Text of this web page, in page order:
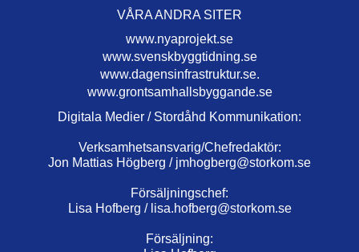
VÅRA ANDRA SITER
www.nyaprojekt.se
www.svenskbyggtidning.se
www.dagensinfrastruktur.se.
www.grontsamhallsbyggande.se
Digitala Medier / Stordåhd Kommunikation:
Verksamhetsansvarig/Chefredaktör:
Jon Mattias Högberg / jmhogberg@storkom.se
Försäljningschef:
Lisa Hofberg / lisa.hofberg@storkom.se
Försäljning: